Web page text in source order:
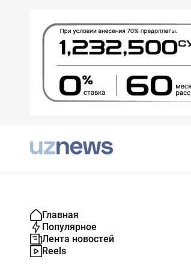
Главная
Популярное
Лента новостей
Reels